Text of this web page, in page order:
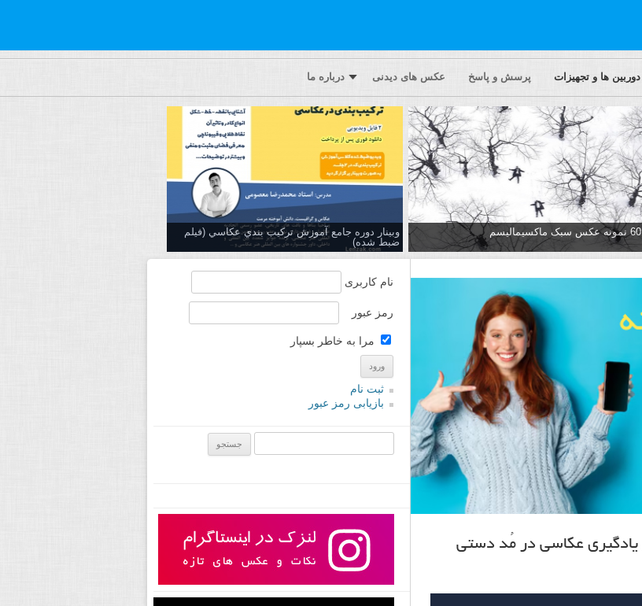
دوربین ها و تجهیزات پرسش و پاسخ عکس های دیدنی درباره ما
60 نمونه عکس سبک ماکسیمالیسم
وبینار دوره جامع آموزش تركيب بندي عكاسي (فیلم
ضبط شده)
نام کاربری
رمز عبور
مرا به خاطر بسپار
ثبت نام
بازیابی رمز عبور